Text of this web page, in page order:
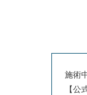
施術
【